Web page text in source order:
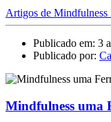
Artigos de Mindfulness
Publicado em: 3
Publicado por:
Mindfulness uma